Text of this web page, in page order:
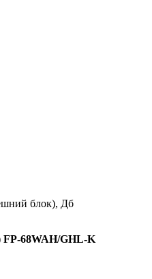
блок), Дб
FP-68WAH/GHL-K